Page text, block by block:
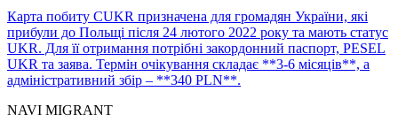
Карта побиту CUKR призначена для громадян України, які
прибули до Польщі після 24 лютого 2022 року та мають статус
UKR. Для її отримання потрібні закордонний паспорт, PESEL
UKR та заява. Термін очікування складає **3-6 місяців**, а
адміністративний збір – **340 PLN**.
NAVI MIGRANT